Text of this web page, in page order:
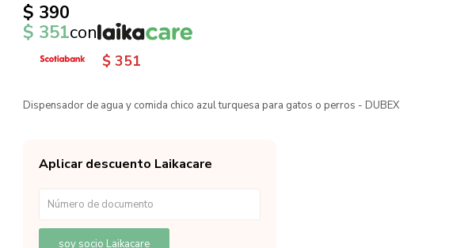
$ 390
$ 351con
$ 351
Dispensador de agua y comida chico azul turquesa para gatos o perros - DUBEX
Aplicar descuento Laikacare
soy socio Laikacare